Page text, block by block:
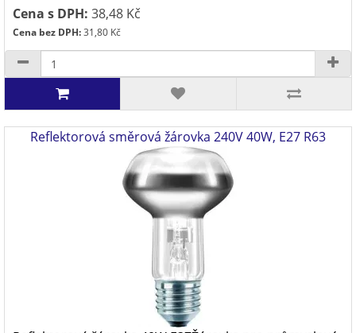
Cena s DPH: 38,48 Kč
Cena bez DPH:31,80 Kč
Reflektorová směrová žárovka 240V 40W, E27 R63